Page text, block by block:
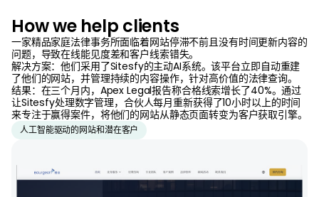
How we help clients
一家精品家庭法律事务所面临着网站停滞不前且没有时间更新内容的
问题，导致在线能见度差和客户线索错失。
解决方案：他们采用了Sitesfy的主动AI系统。该平台立即自动重建
了他们的网站，并管理持续的内容操作，针对高价值的法律查询。
结果：在三个月内，Apex Legal报告称合格线索增长了40%。通过
让Sitesfy处理数字管理，合伙人每月重新获得了10小时以上的时间
来专注于赢得案件，将他们的网站从静态页面转变为客户获取引擎。
人工智能驱动的网站和潜在客户